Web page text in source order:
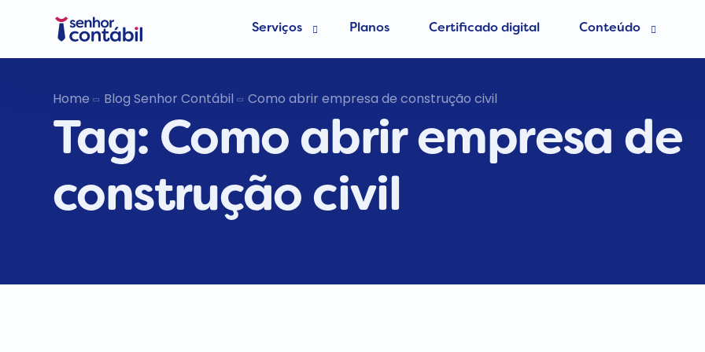
Serviços
Abrir Empresa grátis
Trocar de Contador
Planos Certificado digital Conteúdo
Abertura de empresa
Home Blog Senhor Contábil Como abrir empresa de construção civil
Tag: Como abrir empresa de
construção civil